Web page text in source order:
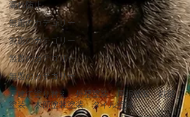
漏れ防止
無題のカテゴリー
無題のカテゴリー
無題のカテゴリー
無題のカテゴリー
戸建て塗り替え 外壁塗装 屋根塗装 鉄部
塗装 木部塗装塗装 タイル塗装